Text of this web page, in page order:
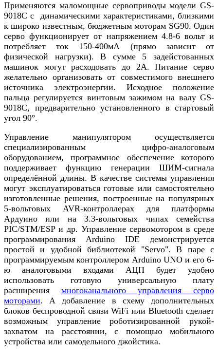
Применяются маломощные сервоприводы модели GS-
9018C с динамическими характеристиками, близкими
к широко известным, бюджетным моторам SG90. Один
серво функционирует от напряжением 4.8-6 вольт и
потребляет ток 150-400мА (прямо зависит от
физической нагрузки). В сумме 5 задейстованных
машинок могут расходовать до 2А. Питание серво
желательно организовать от совместимого внешнего
источника электроэнергии. Исходное положение
пальца регулируется винтовым зажимом на валу GS-
9018C, предварительно установленного в стартовый
угол 90°.
Управление манипулятором осуществляется
специализированным цифро-аналоговым
оборудованием, программное обеспечение которого
поддерживает функцию генерации ШИМ-сигнала
определённой длины. В качестве системы управления
могут эксплуатироваться готовые или самостоятельно
изготовленные решения, построенные на популярных
5-вольтовых AVR-контроллерах для платформы
Ардуино или на 3.3-вольтовых чипах семейства
PIC/STM/ESP и др. Управление сервомотором в среде
программирования Arduino IDE демонстрируется
простой и удобной библиотекой "Servo". В паре с
программируемым контроллером Arduino UNO и его 6-
ю аналоговыми входами АЦП будет удобно
использовать готовую универсальную плату
расширения многоканального управления серво
моторами. А добавление в схему дополнительных
блоков беспроводной связи WiFi или Bluetooth сделает
возможным управление роботизированной рукой-
захватом на расстоянии, с помощью мобильного
устройства или самодельного джойстика.